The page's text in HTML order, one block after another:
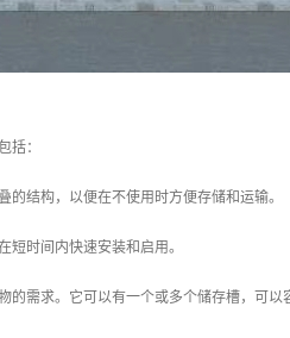
括：
结构，以便在不使用时方便存储和运输。
时间内快速安装和启用。
需求。它可以有一个或多个储存槽，可以